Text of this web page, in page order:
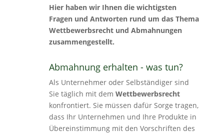
Hier haben wir Ihnen die wichtigsten
Fragen und Antworten rund um das Thema
Wettbewerbsrecht und Abmahnungen
zusammengestellt.
Abmahnung erhalten - was tun?
Als Unternehmer oder Selbständiger sind
Sie täglich mit dem Wettbewerbsrecht
konfrontiert. Sie müssen dafür Sorge tragen,
dass Ihr Unternehmen und Ihre Produkte in
Übereinstimmung mit den Vorschriften des